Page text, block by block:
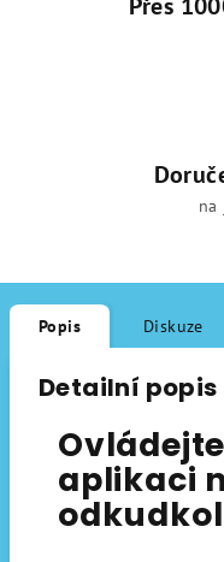
na
Popis Diskuze
Detailní
aplikaci